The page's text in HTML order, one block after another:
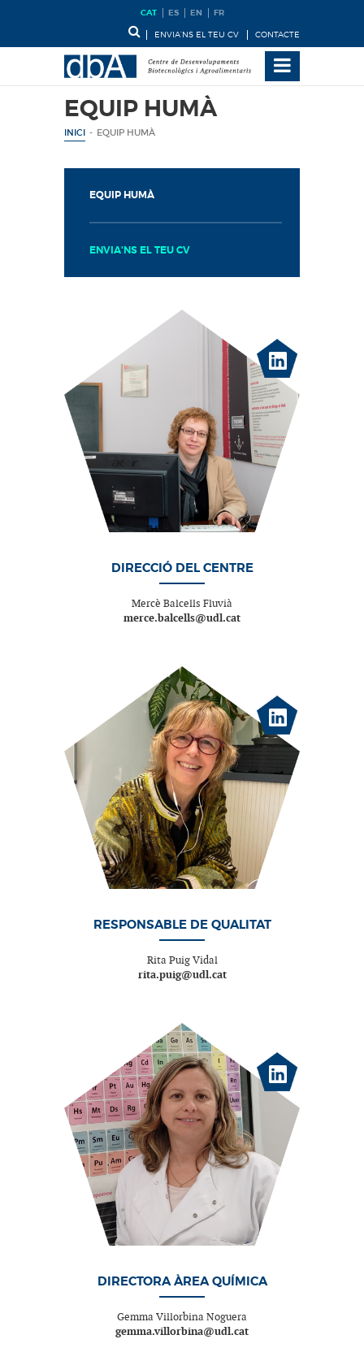
CAT ES EN FR
ENVIA’NS EL TEU CV CONTACTE
EQUIP HUMÀ
INICI - EQUIP HUMÀ
EQUIP HUMÀ
ENVIA'NS EL TEU CV
DIRECCIÓ DEL CENTRE
Mercè Balcells Fluvià
merce.balcells@udl.cat
RESPONSABLE DE QUALITAT
Rita Puig Vidal
rita.puig@udl.cat
DIRECTORA ÀREA QUÍMICA
Gemma Villorbina Noguera
gemma.villorbina@udl.cat